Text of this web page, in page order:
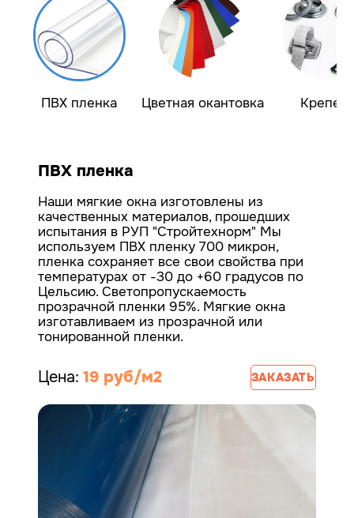
ПВХ пленка Цветная окантовка Крепеж
ПВХ пленка
Наши мягкие окна изготовлены из
качественных материалов, прошедших
испытания в РУП "Стройтехнорм" Мы
используем ПВХ пленку 700 микрон,
пленка сохраняет все свои свойства при
температурах от -30 до +60 градусов по
Цельсию. Светопропускаемость
прозрачной пленки 95%. Мягкие окна
изготавливаем из прозрачной или
тонированной пленки.
Цена:19 руб/м2 ЗАКАЗАТЬ